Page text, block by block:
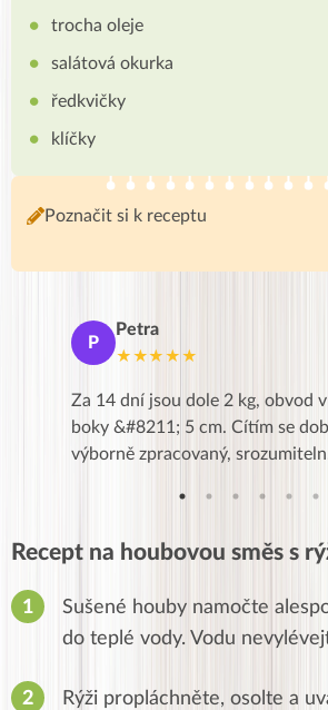
trocha oleje
salátová okurka
ředkvičky
klíčky
Poznačit si k receptu
P
Petra
★★★★★
Za 14 dní jsou dole 2 kg, obvod
boky &#8211; 5 cm. Cítím se
výborně zpracovaný,
Recept na houbovou směs s
Sušené houby namočte
do teplé vody. Vodu
Rýži propláchněte, osolte a